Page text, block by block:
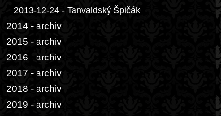
2013-12-24 - Tanvaldský Špičák
2014 - archiv
2015 - archiv
2016 - archiv
2017 - archiv
2018 - archiv
2019 - archiv